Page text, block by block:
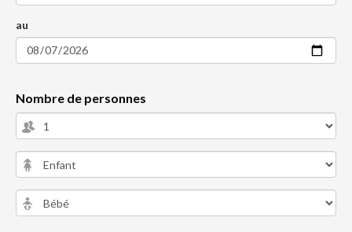
au
Nombre de personnes